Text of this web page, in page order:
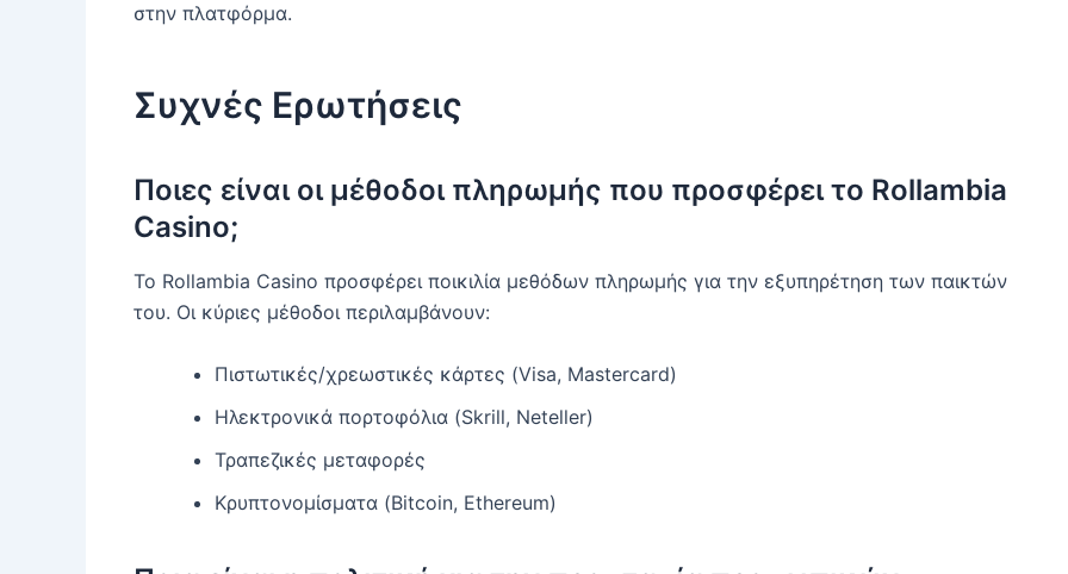
στην πλατφόρμα.
Συχνές Ερωτήσεις
Ποιες είναι οι μέθοδοι πληρωμής που προσφέρει το Rollambia
Casino;
Το Rollambia Casino προσφέρει ποικιλία μεθόδων πληρωμής για την εξυπηρέτηση των παικτών
του. Οι κύριες μέθοδοι περιλαμβάνουν:
Πιστωτικές/χρεωστικές κάρτες (Visa, Mastercard)
Ηλεκτρονικά πορτοφόλια (Skrill, Neteller)
Τραπεζικές μεταφορές
Κρυπτονομίσματα (Bitcoin, Ethereum)